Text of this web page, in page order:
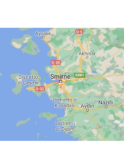
Media
Europa
Altrecose
Mondiali calcio 2026